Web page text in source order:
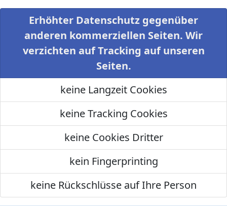
Erhöhter Datenschutz gegenüber
anderen kommerziellen Seiten. Wir
verzichten auf Tracking auf unseren
Seiten.
keine Langzeit Cookies
keine Tracking Cookies
keine Cookies Dritter
kein Fingerprinting
keine Rückschlüsse auf Ihre Person